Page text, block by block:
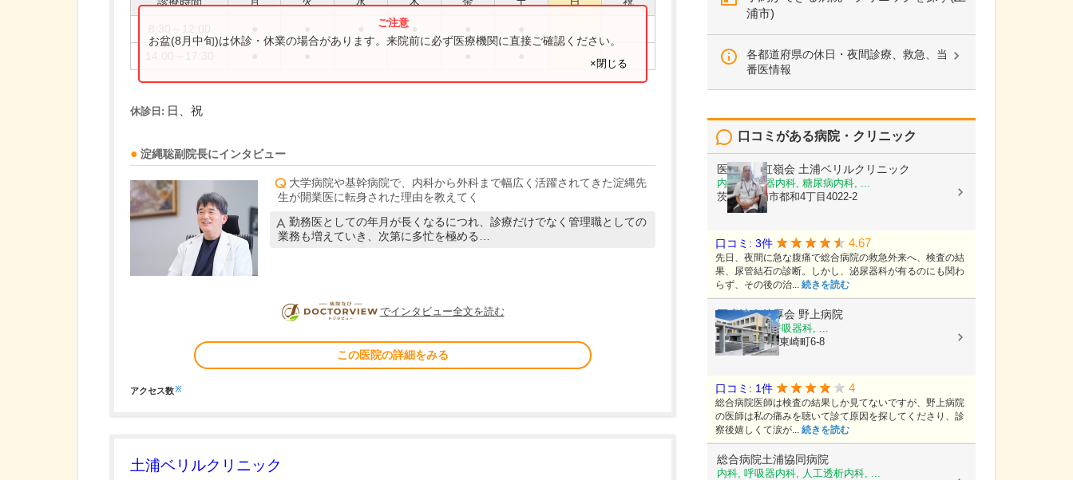
お盆(8月中旬)は休診・休業の場合があります。来院前に必ず医療機関に直接ご確認ください。
×閉じる
休診日: 日、祝
淀縄聡副院長にインタビュー
大学病院や基幹病院で、内科から外科まで幅広く活躍されてきた淀縄先
生が開業医に転身された理由を教えてく
勤務医としての年月が長くなるにつれ、診療だけでなく管理職としての
業務も増えていき、次第に多忙を極める…
DOCTORVIEW
でインタビュー全文を読む
この医院の詳細をみる
アクセス数※
土浦ベリルクリニック
浦市)
各都道府県の休日・夜間診療、救急、当
番医情報
口コミがある病院・クリニック
医療法人虹嶺会 土浦ベリルクリニック
内科, 消化器内科, 糖尿病内科, ...
茨城県土浦市都和4丁目4022-2
口コミ: 3件 4.67
先日、夜間に急な腹痛で総合病院の救急外来へ、検査の結
果、尿管結石の診断。しかし、泌尿器科が有るのにも関わ
らず、その後の治... 続きを読む
医療法人慈厚会 野上病院
内科, 外科, 呼吸器科, ...
茨城県土浦市東崎町6-8
口コミ: 1件 4
総合病院医師は検査の結果しか見てないですが、野上病院
の医師は私の痛みを聴いて診て原因を探してくださり、診
察後嬉しくて涙が... 続きを読む
総合病院土浦協同病院
内科, 呼吸器内科, 人工透析内科, ...